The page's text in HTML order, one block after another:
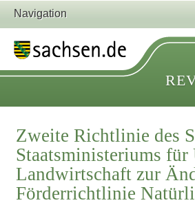
Navigation
Zweite Richtlinie des
Staatsministeriums
Landwirtschaft zur
Förderrichtlinie